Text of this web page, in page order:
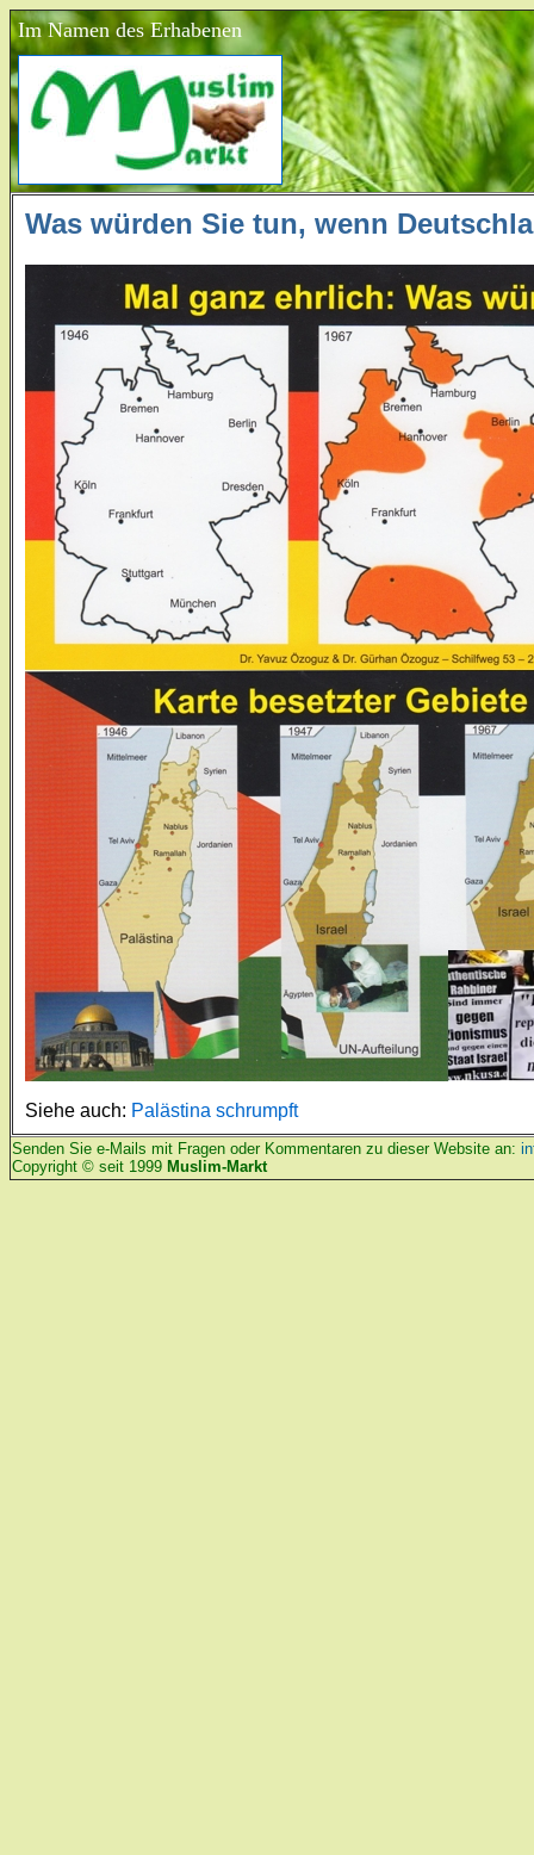
Im Namen des Erhabenen
Was würden Sie tun, wenn
Siehe auch: Palästina schrumpft
Senden Sie e-Mails mit Fragen oder Kommentaren zu dieser Website an:
Copyright © seit 1999 Muslim-Markt